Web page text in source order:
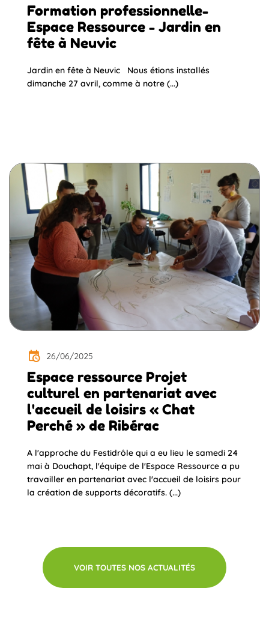
Formation professionnelle-
Espace Ressource - Jardin en
fête à Neuvic
Jardin en fête à Neuvic Nous étions installés
dimanche 27 avril, comme à notre (...)
26/06/2025
Espace ressource Projet
culturel en partenariat avec
l'accueil de loisirs « Chat
Perché » de Ribérac
A l'approche du Festidrôle qui a eu lieu le samedi 24
mai à Douchapt, l'équipe de l'Espace Ressource a pu
travailler en partenariat avec l'accueil de loisirs pour
la création de supports décoratifs. (...)
VOIR TOUTES NOS ACTUALITÉS